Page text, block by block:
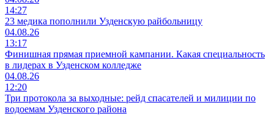
14:27
23 медика пополнили Узденскую райбольницу
04.08.26
13:17
Финишная прямая приемной кампании. Какая специальность
в лидерах в Узденском колледже
04.08.26
12:20
Три протокола за выходные: рейд спасателей и милиции по
водоемам Узденского района